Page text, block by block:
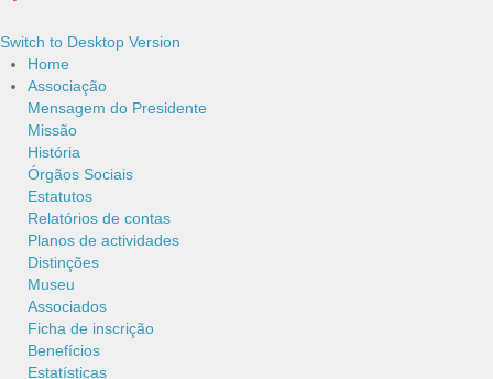
Switch to Desktop Version
Home
Associação
Mensagem do Presidente
Missão
História
Órgãos Sociais
Estatutos
Relatórios de contas
Planos de actividades
Distinções
Museu
Associados
Ficha de inscrição
Benefícios
Estatísticas